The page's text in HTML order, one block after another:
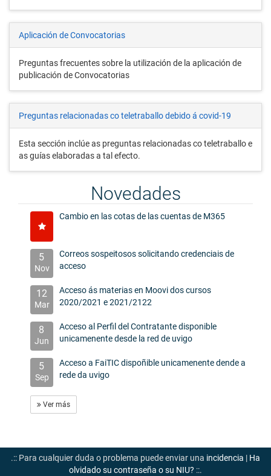
Aplicación de Convocatorias
Preguntas frecuentes sobre la utilización de la aplicación de
publicación de Convocatorias
Preguntas relacionadas co teletraballo debido á covid-19
Esta sección inclúe as preguntas relacionadas co teletraballo e
as guías elaboradas a tal efecto.
Novedades
Cambio en las cotas de las cuentas de M365
5
Nov
Correos sospeitosos solicitando credenciais de
acceso
12
Mar
Acceso ás materias en Moovi dos cursos
2020/2021 e 2021/2122
8
Jun
Acceso al Perfil del Contratante disponible
unicamenente desde la red de uvigo
5
Sep
Acceso a FaiTIC dispoñible unicamenente dende a
rede da uvigo
Ver más
.:: Para cualquier duda o problema puede enviar una incidencia | Ha
olvidado su contraseña o su NIU? ::.